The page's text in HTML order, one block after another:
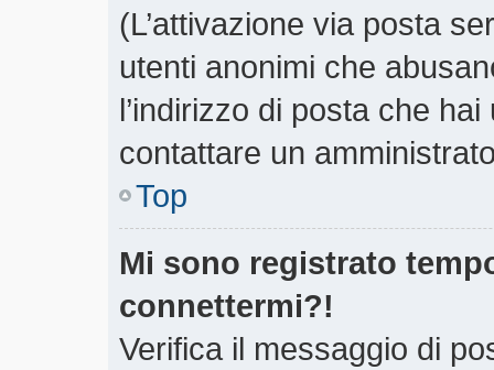
(L’attivazione via posta
utenti anonimi che
l’indirizzo di posta che
contattare un
Top
Mi sono registrato
connettermi?!
Verifica il messaggio di